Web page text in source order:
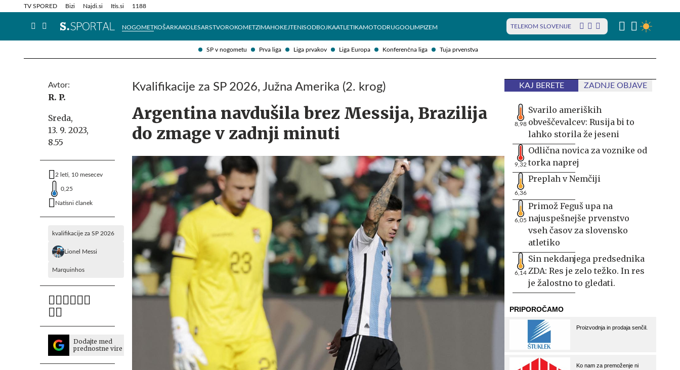
SP v nogometu Prva liga Liga prvakov Liga Europa Konferenčna liga Tuja prvenstva
TV SPORED Bizi Najdi.si Itis.si 1188
NOGOMETKOŠARKAKOLESARSTVOROKOMETZIMAHOKEJTENISODBOJKAATLETIKAMOTODRUGOOLIMPIZEM TELEKOM SLOVENIJE
Info in obvestila Tehnik
Avtor:
R. P.
Sreda,
13. 9. 2023,
8.55
2 leti, 10 mesecev
0,25
Natisni članek
kvalifikacije za SP 2026
Lionel Messi
Marquinhos
Dodajte med
prednostne vire
Kvalifikacije za SP 2026, Južna Amerika (2. krog)
Argentina navdušila brez Messija, Brazilija
do zmage v zadnji minuti
KAJ BERETE ZADNJE OBJAVE
8,98
Svarilo ameriških
obveščevalcev: Rusija bi to
lahko storila že jeseni
9,32
Odlična novica za voznike od
torka naprej
6,36
Preplah v Nemčiji
6,05
Primož Feguš upa na
najuspešnejše prvenstvo
vseh časov za slovensko
atletiko
6,14
Sin nekdanjega predsednika
ZDA: Res je zelo težko. In res
je žalostno to gledati.